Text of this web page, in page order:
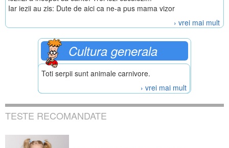
Iar iezii au zis: Dute de aici ca ne-a pus mama vizor
› vrei mai mult
Cultura generala
Toti serpii sunt animale carnivore.
› vrei mai mult
TESTE RECOMANDATE